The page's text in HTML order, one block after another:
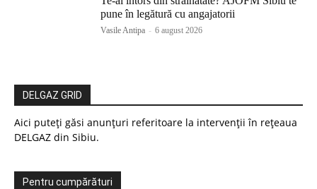
pune în legătură cu angajatorii
Vasile Antipa - 6 august 2026
DELGAZ GRID
Aici puteți găsi anunțuri referitoare la intervenții în rețeaua
DELGAZ din Sibiu.
Pentru cumpărături